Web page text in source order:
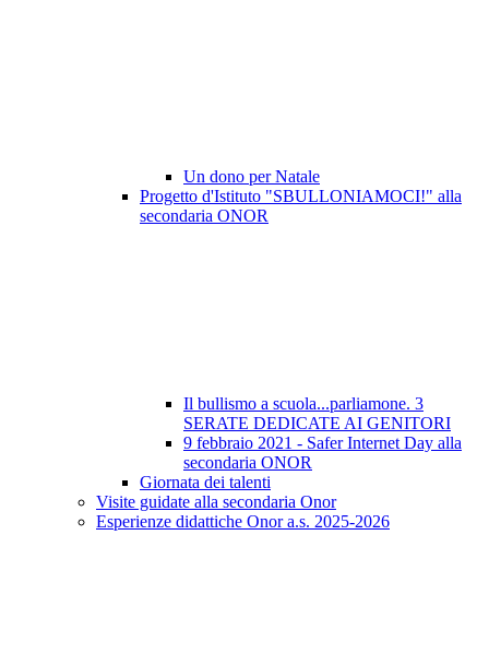
Un dono per Natale
Progetto d'Istituto "SBULLONIAMOCI!" alla
secondaria ONOR
Il bullismo a scuola...parliamone. 3
SERATE DEDICATE AI GENITORI
9 febbraio 2021 - Safer Internet Day alla
secondaria ONOR
Giornata dei talenti
Visite guidate alla secondaria Onor
Esperienze didattiche Onor a.s. 2025-2026